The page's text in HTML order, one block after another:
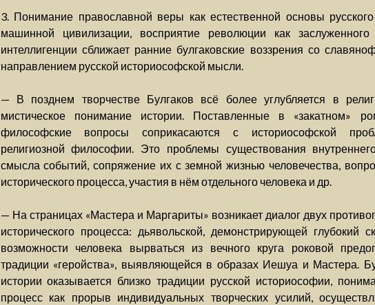
3. Понимание православной веры как естественной основы
машинной цивилизации, восприятие революции как
интеллигенции сближает ранние булгаковские воззрения со
направлением русской историософской мысли.
— В позднем творчестве Булгаков всё более углубляется в
мистическое понимание истории. Поставленные в «закатном»
философские вопросы соприкасаются с историософской
религиозной философии. Это проблемы существования внутреннего
смысла событий, сопряжение их с земной жизнью человечества,
исторического процесса, участия в нём отдельного человека и др.
— На страницах «Мастера и Маргариты» возникает диалог двух
исторического процесса: дьявольской, демонстрирующей глубокий
возможности человека вырваться из вечного круга роковой
традиции «геройства», выявляющейся в образах Иешуа и Мастера.
истории оказывается близко традиции русской историософии,
процесс как прорыв индивидуальных творческих усилий,